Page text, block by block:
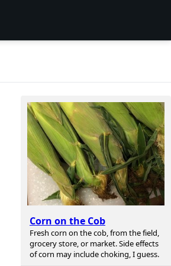
Corn on the Cob
Fresh corn on the cob, from the field,
grocery store, or market. Side effects
of corn may include choking, I guess.